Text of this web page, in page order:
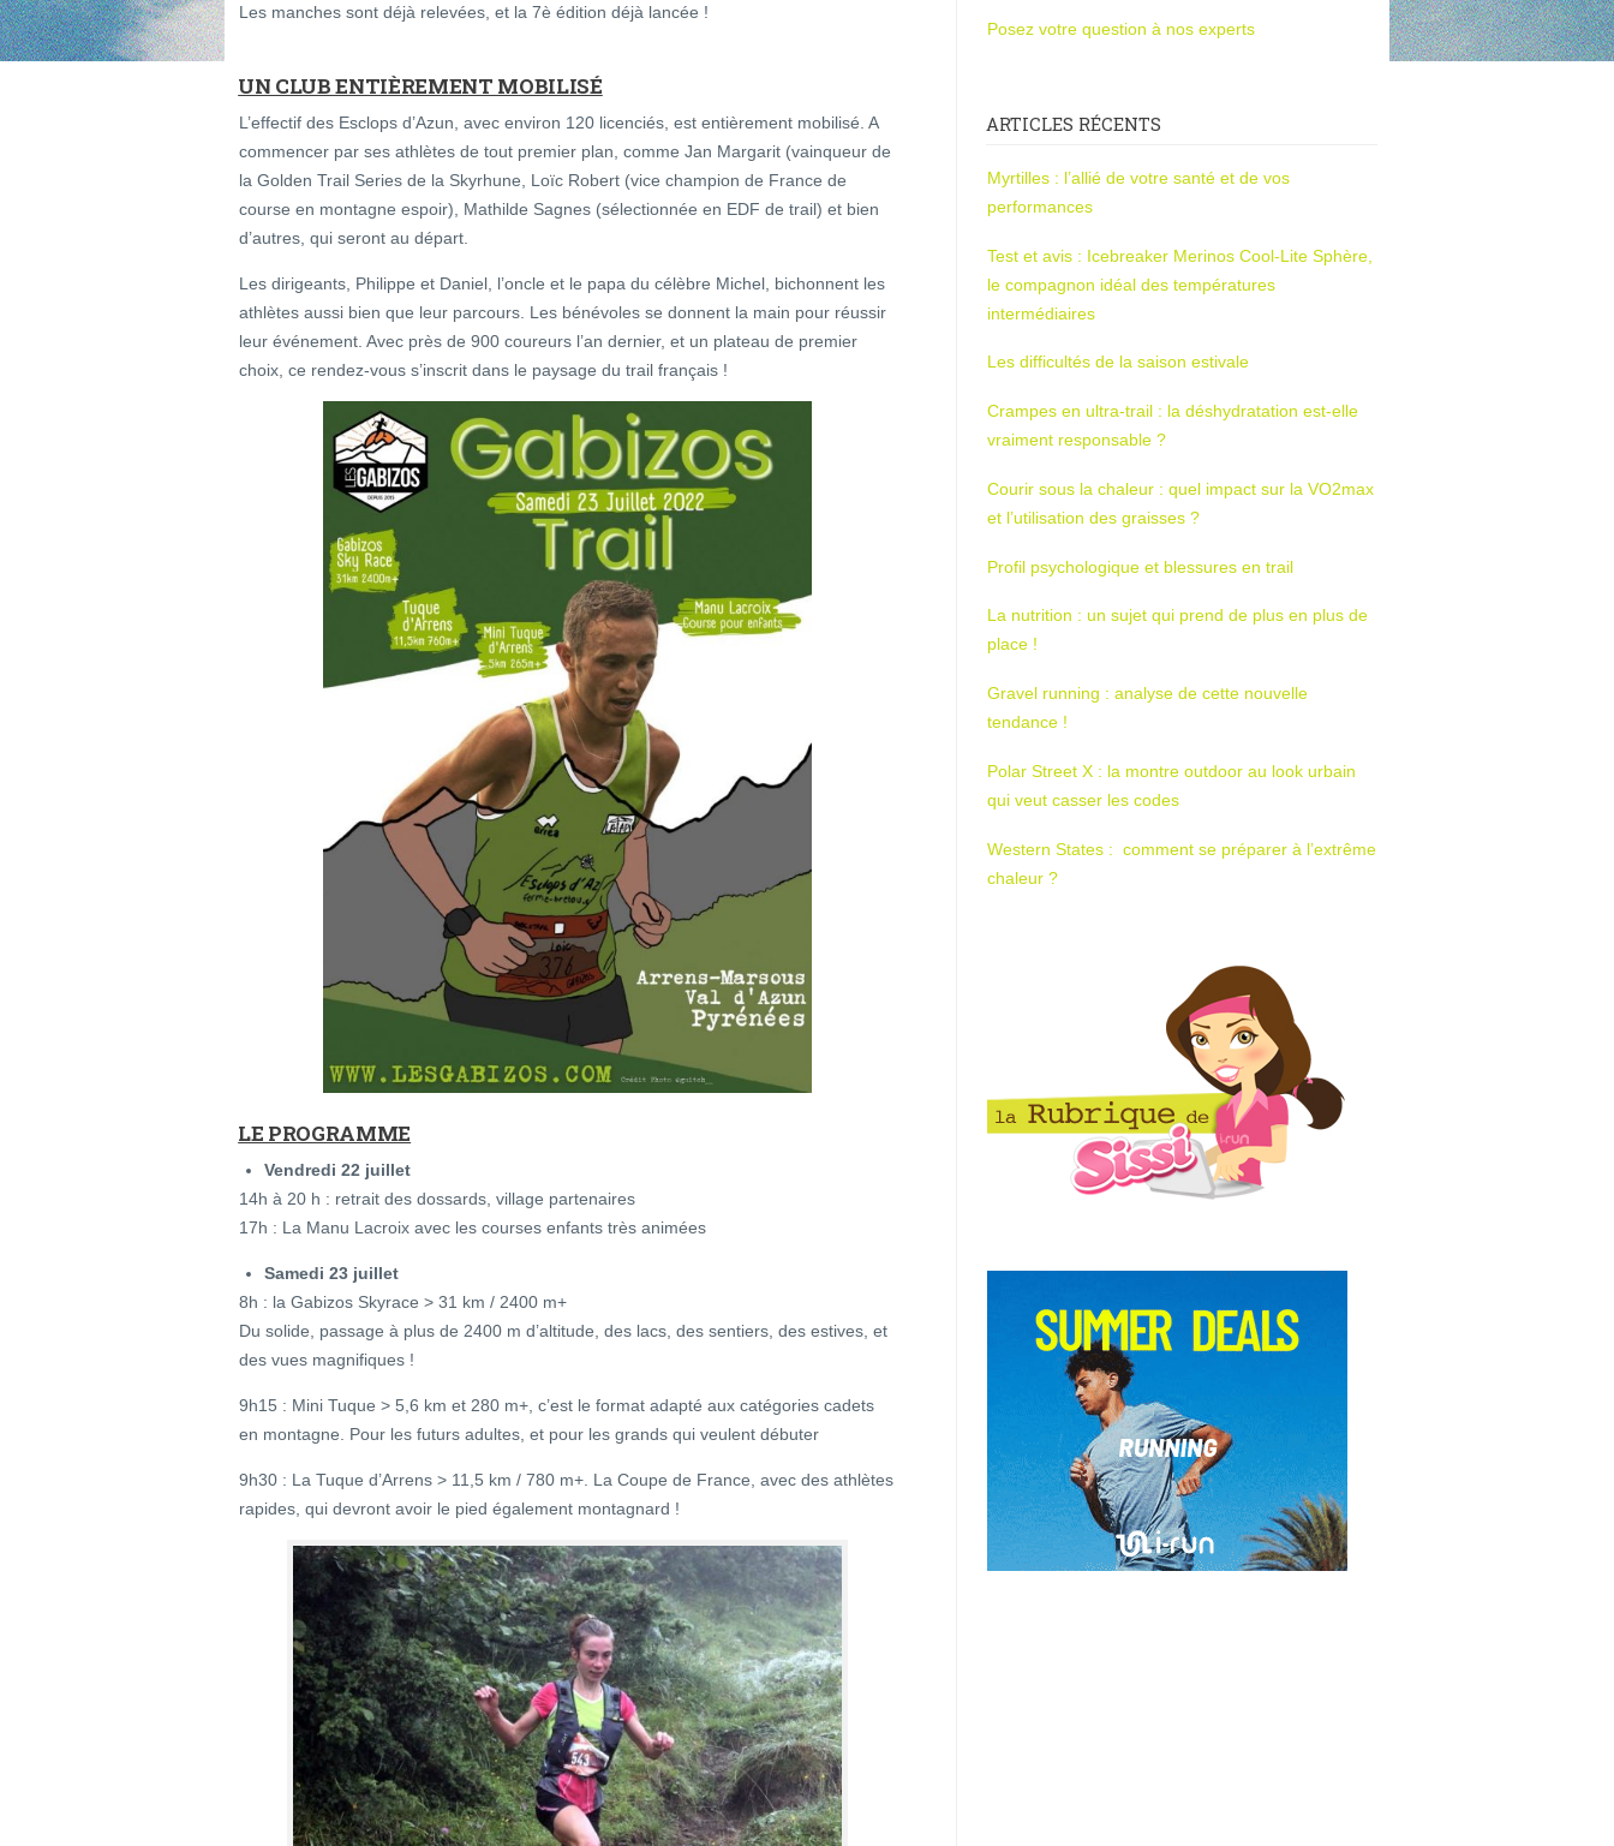
Les manches sont déjà relevées, et la 7è édition déjà lancée !
UN CLUB ENTIÈREMENT MOBILISÉ
L’effectif des Esclops d’Azun, avec environ 120 licenciés, est entièrement mobilisé. A
commencer par ses athlètes de tout premier plan, comme Jan Margarit (vainqueur de
la Golden Trail Series de la Skyrhune, Loïc Robert (vice champion de France de
course en montagne espoir), Mathilde Sagnes (sélectionnée en EDF de trail) et bien
d’autres, qui seront au départ.
Les dirigeants, Philippe et Daniel, l’oncle et le papa du célèbre Michel, bichonnent les
athlètes aussi bien que leur parcours. Les bénévoles se donnent la main pour réussir
leur événement. Avec près de 900 coureurs l’an dernier, et un plateau de premier
choix, ce rendez-vous s’inscrit dans le paysage du trail français !
LE PROGRAMME
Vendredi 22 juillet
14h à 20 h : retrait des dossards, village partenaires
17h : La Manu Lacroix avec les courses enfants très animées
Samedi 23 juillet
8h : la Gabizos Skyrace > 31 km / 2400 m+
Du solide, passage à plus de 2400 m d’altitude, des lacs, des sentiers, des estives, et
des vues magnifiques !
9h15 : Mini Tuque > 5,6 km et 280 m+, c’est le format adapté aux catégories cadets
en montagne. Pour les futurs adultes, et pour les grands qui veulent débuter
9h30 : La Tuque d’Arrens > 11,5 km / 780 m+. La Coupe de France, avec des athlètes
rapides, qui devront avoir le pied également montagnard !
Posez votre question à nos experts
ARTICLES RÉCENTS
Myrtilles : l’allié de votre santé et de vos
performances
Test et avis : Icebreaker Merinos Cool-Lite Sphère,
le compagnon idéal des températures
intermédiaires
Les difficultés de la saison estivale
Crampes en ultra-trail : la déshydratation est-elle
vraiment responsable ?
Courir sous la chaleur : quel impact sur la VO2max
et l’utilisation des graisses ?
Profil psychologique et blessures en trail
La nutrition : un sujet qui prend de plus en plus de
place !
Gravel running : analyse de cette nouvelle
tendance !
Polar Street X : la montre outdoor au look urbain
qui veut casser les codes
Western States : comment se préparer à l’extrême
chaleur ?